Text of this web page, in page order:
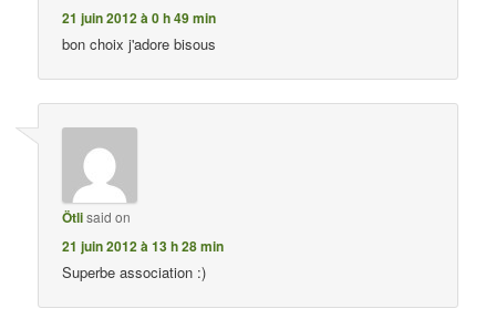
21 juin 2012 à 0 h 49 min
bon choix j'adore bisous
Ötlisaid on
21 juin 2012 à 13 h 28 min
Superbe association :)